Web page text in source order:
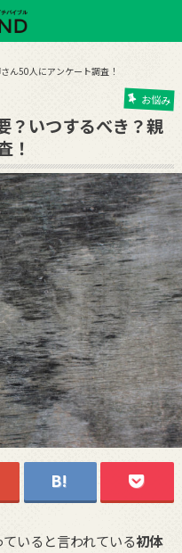
ん50人にアンケート調査！
お悩み
？いつするべき？親
！
いると言われている初体